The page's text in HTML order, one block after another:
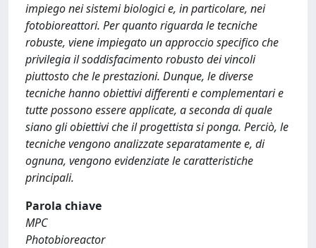
impiego nei sistemi biologici e, in particolare, nei
fotobioreattori. Per quanto riguarda le tecniche
robuste, viene impiegato un approccio specifico che
privilegia il soddisfacimento robusto dei vincoli
piuttosto che le prestazioni. Dunque, le diverse
tecniche hanno obiettivi differenti e complementari e
tutte possono essere applicate, a seconda di quale
siano gli obiettivi che il progettista si ponga. Perciò, le
tecniche vengono analizzate separatamente e, di
ognuna, vengono evidenziate le caratteristiche
principali.
Parola chiave
MPC
Photobioreactor